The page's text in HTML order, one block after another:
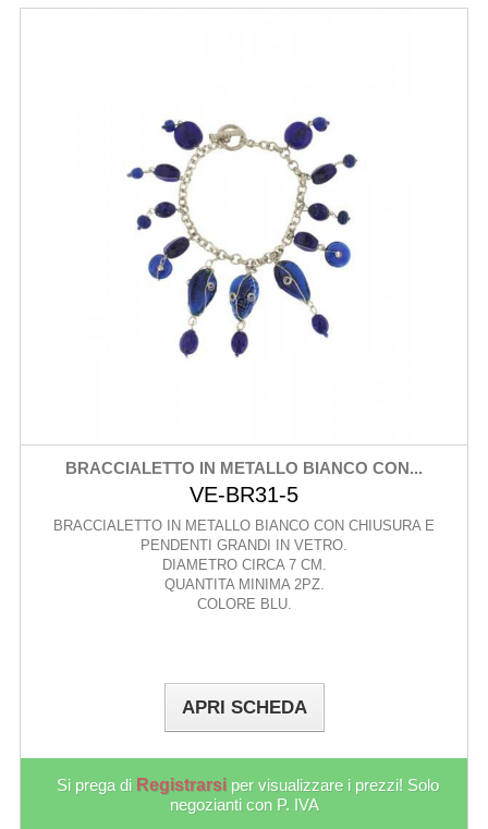
BRACCIALETTO IN METALLO BIANCO CON...
VE-BR31-5
BRACCIALETTO IN METALLO BIANCO CON CHIUSURA E
PENDENTI GRANDI IN VETRO.
DIAMETRO CIRCA 7 CM.
QUANTITA MINIMA 2PZ.
COLORE BLU.
APRI SCHEDA
Si prega di Registrarsi per visualizzare i prezzi! Solo
negozianti con P. IVA